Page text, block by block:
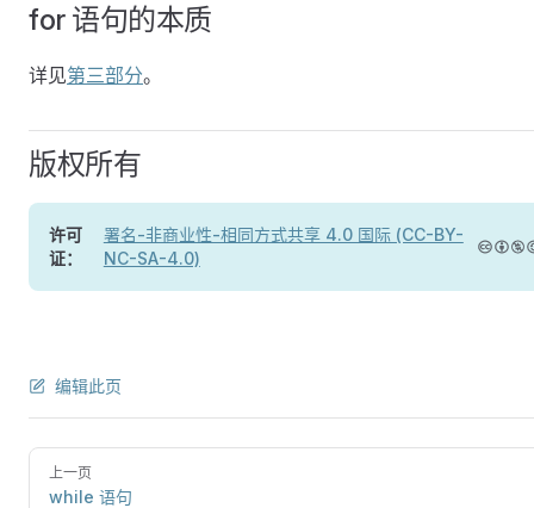
for 语句的本质
详见第三部分。
版权所有
许可
证：
署名-非商业性-相同方式共享 4.0 国际 (CC-BY-
NC-SA-4.0)
编辑此页
上一页
while 语句